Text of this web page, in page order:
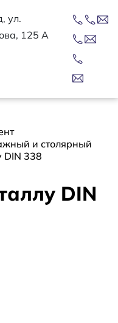
ул.
125 А
и столярный
DIN 338
DIN